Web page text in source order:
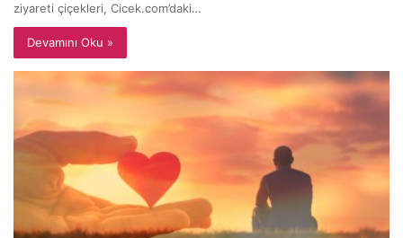
ziyareti çiçekleri, Cicek.com’daki…
Devamını Oku »